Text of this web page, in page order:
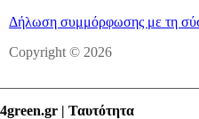
Δήλωση συμμόρφωσης με τη
Copyright © 2026
4green.gr | Ταυτότητα